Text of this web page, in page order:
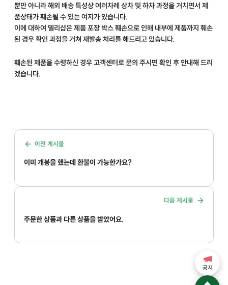
뿐만 아니라 해외 배송 특성상 여러차례 상차 및 하차 과정을 거치면서 제
품상태가 훼손될 수 있는 여지가 있습니다.
이에 대하여 델리샵은 제품 포장 박스 훼손으로 인해 내부에 제품까지 훼손
된 경우 확인 과정을 거쳐 재발송 처리를 해드리고 있습니다.
훼손된 제품을 수령하신 경우 고객센터로 문의 주시면 확인 후 안내해 드리
겠습니다.
이전 게시물
이미 개봉을 했는데 환불이 가능한가요?
다음 게시물
주문한 상품과 다른 상품을 받았어요.
공지